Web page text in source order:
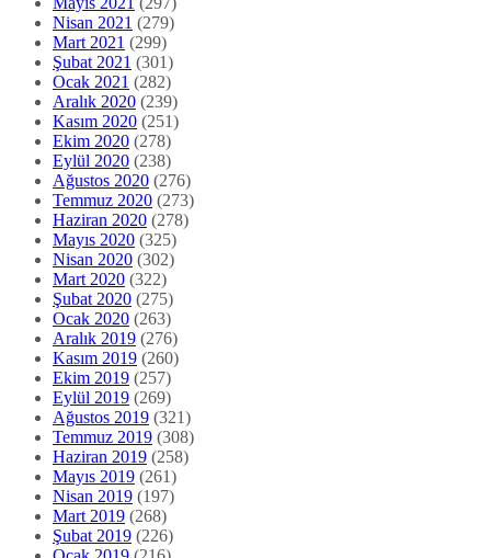
Nisan 2021 (279)
Mart 2021 (299)
Şubat 2021 (301)
Ocak 2021 (282)
Aralık 2020 (239)
Kasım 2020 (251)
Ekim 2020 (278)
Eylül 2020 (238)
Ağustos 2020 (276)
Temmuz 2020 (273)
Haziran 2020 (278)
Mayıs 2020 (325)
Nisan 2020 (302)
Mart 2020 (322)
Şubat 2020 (275)
Ocak 2020 (263)
Aralık 2019 (276)
Kasım 2019 (260)
Ekim 2019 (257)
Eylül 2019 (269)
Ağustos 2019 (321)
Temmuz 2019 (308)
Haziran 2019 (258)
Mayıs 2019 (261)
Nisan 2019 (197)
Mart 2019 (268)
Şubat 2019 (226)